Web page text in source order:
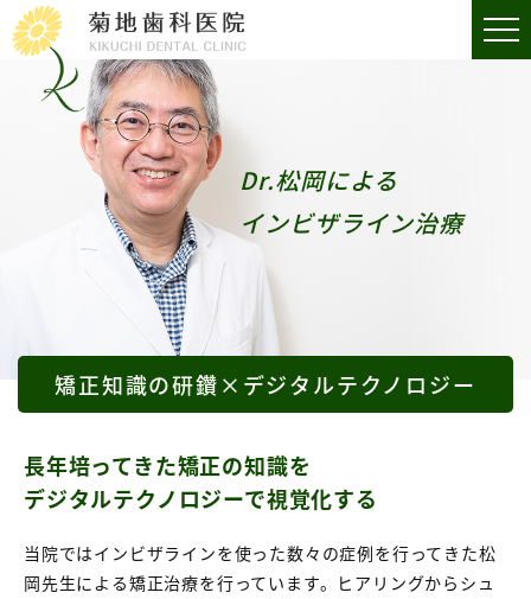
Dr.松岡による
インビザライン治療
矯正知識の研鑽×デジタルテクノロジー
長年培ってきた矯正の知識を
デジタルテクノロジーで視覚化する
当院ではインビザラインを使った数々の症例を行ってきた松
岡先生による矯正治療を行っています。ヒアリングからシュ